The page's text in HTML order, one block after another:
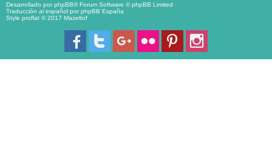
Desarrollado porphpBB® Forum Software © phpBB Limited
Traducción al español porphpBB España
Style proflat © 2017 Mazeltof